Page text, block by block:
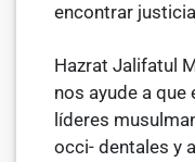
encontrar
Hazrat Jalifatul
nos ayude a que
líderes
occi- dentales y